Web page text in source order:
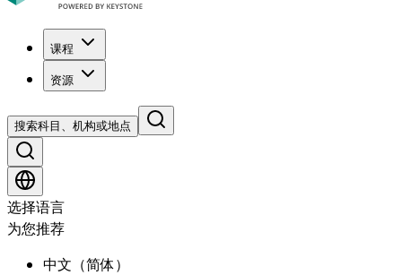
课程
资源
搜索科目、机构或地点
选择语言
为您推荐
中文（简体）